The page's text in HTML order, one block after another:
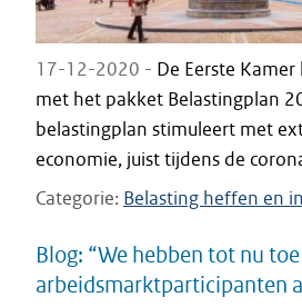
17-12-2020 - De Eerste
met het pakket Belastingplan
belastingplan stimuleert met
economie, juist tijdens de
Categorie Belasting heffen en
Blog: “We hebben tot nu
arbeidsmarktparticipanten